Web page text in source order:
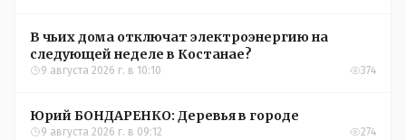
В чьих дома отключат электроэнергию на
следующей неделе в Костанае?
9 августа 2026 г. в 10:10 374
Юрий БОНДАРЕНКО: Деревья в городе
9 августа 2026 г. в 09:12 274